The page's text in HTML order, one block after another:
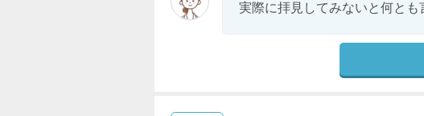
実際に拝見してみないと何と